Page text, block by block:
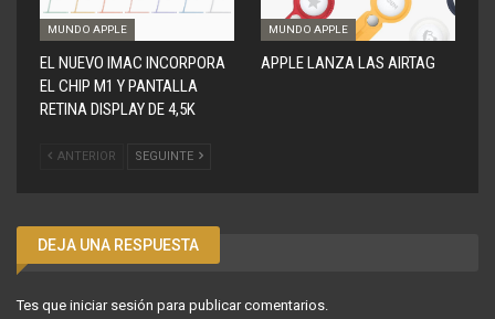
MUNDO APPLE
EL NUEVO IMAC INCORPORA
EL CHIP M1 Y PANTALLA
RETINA DISPLAY DE 4,5K
MUNDO APPLE
APPLE LANZA LAS AIRTAG
ANTERIOR SEGUINTE
DEJA UNA RESPUESTA
Tes que iniciar sesión para publicar comentarios.